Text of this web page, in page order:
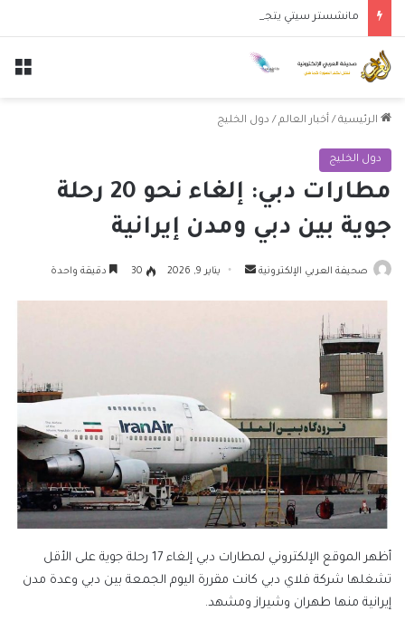
الرئيسية / أخبار العالم / دول الخليج
دول الخليج
مطارات دبي: إلغاء نحو 20 رحلة
جوية بين دبي ومدن إيرانية
صحيفة العربي الإلكترونية
أرسل يناير 9, 2026 30 دقيقة واحدة
أظهر الموقع الإلكتروني لمطارات دبي إلغاء 17 رحلة جوية على الأقل
تشغلها شركة فلاي دبي كانت مقررة اليوم الجمعة بين دبي وعدة مدن
إيرانية منها طهران وشيراز ومشهد.